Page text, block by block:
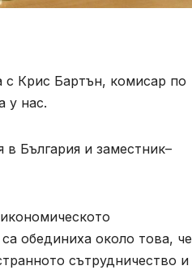
Крис Бартън, комисар по
у нас.
България и заместник–
обединиха около това, че
сътрудничество и